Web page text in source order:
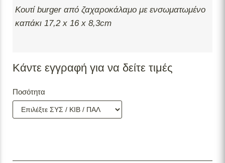
Κουτί burger από ζαχαροκάλαμο με ενσωματωμένο
καπάκι 17,2 x 16 x 8,3cm
Κάντε εγγραφή για να δείτε τιμές
Ποσότητα